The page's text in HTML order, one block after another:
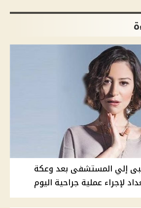
إلي المستشفى بعد وعكة
لإجراء عملية جراحية اليوم